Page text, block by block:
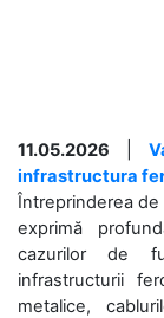
11.05.2026
infrastructura
Întreprinderea de
exprimă
cazurilor de
infrastructurii
metalice,